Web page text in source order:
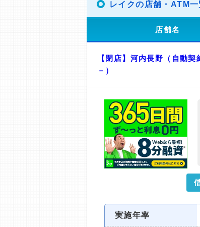
レイクの店舗・ATM一
店舗名
【閉店】河内長野（自動契
－）
実施年率